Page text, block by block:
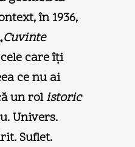
în 1936,
Cuvinte
care îţi
ce nu ai
un rolistoric
Univers.
Suflet.